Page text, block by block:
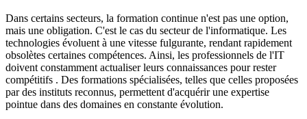
Dans certains secteurs, la formation continue n'est pas une option,
mais une obligation. C'est le cas du secteur de l'informatique. Les
technologies évoluent à une vitesse fulgurante, rendant rapidement
obsolètes certaines compétences. Ainsi, les professionnels de l'IT
doivent constamment actualiser leurs connaissances pour rester
compétitifs . Des formations spécialisées, telles que celles proposées
par des instituts reconnus, permettent d'acquérir une expertise
pointue dans des domaines en constante évolution.​